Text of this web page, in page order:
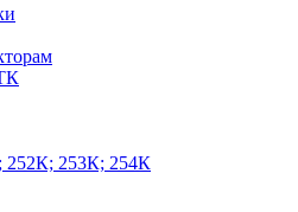
252К; 253К; 254К